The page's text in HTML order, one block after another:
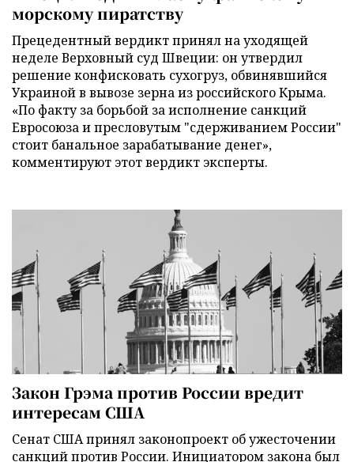
морскому пиратству
Прецедентный вердикт принял на уходящей
неделе Верховный суд Швеции: он утвердил
решение конфисковать сухогруз, обвинявшийся
Украиной в вывозе зерна из российского Крыма.
«По факту за борьбой за исполнение санкций
Евросоюза и пресловутым "сдерживанием России"
стоит банальное зарабатывание денег»,
комментируют этот вердикт эксперты.
Закон Грэма против России вредит
интересам США
Сенат США принял законопроект об ужесточении
санкций против России. Инициатором закона был